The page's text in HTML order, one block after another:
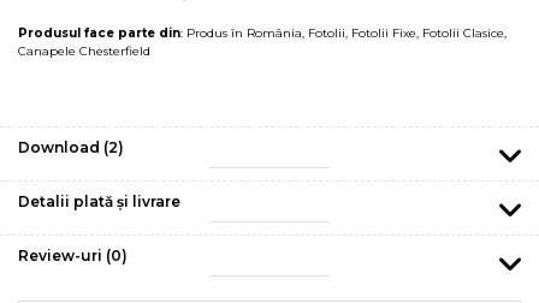
Produsul face parte din: Produs în România, Fotolii, Fotolii Fixe, Fotolii Clasice,
Canapele Chesterfield
Download (2)
Detalii plată și livrare
Review-uri (0)